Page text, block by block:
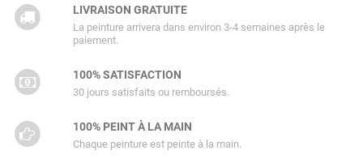
LIVRAISON GRATUITE
La peinture arrivera dans environ 3-4 semaines après le
paiement.
100% SATISFACTION
30 jours satisfaits ou remboursés.
100% PEINT À LA MAIN
Chaque peinture est peinte à la main.